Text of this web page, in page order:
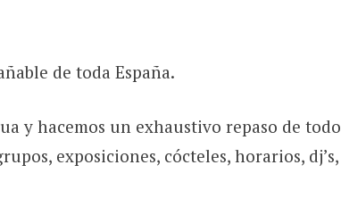
de toda España.
y hacemos un exhaustivo repaso de todo
exposiciones, cócteles, horarios, dj’s,